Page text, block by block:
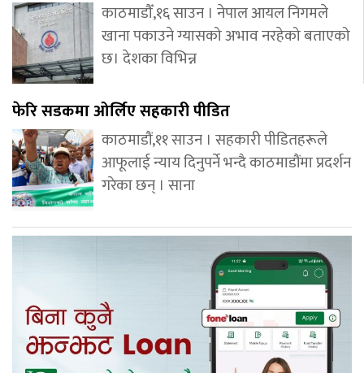
काठमाडौँ,१६ साउन । नेपाल आयल निगमले
खाना पकाउने ग्यासको अभाव नरहेको बताएको
छ। देशका विभिन्न
फेरि सडकमा ओर्लिए सहकारी पीडित
काठमाडौं,११ साउन । सहकारी पीडितहरूले
आफूलाई न्याय दिनुपर्ने भन्दै काठमाडौंमा प्रदर्शन
गरेका छन् । साना